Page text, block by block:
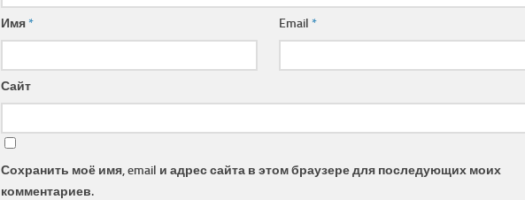
Имя* Email*
Сайт
Сохранить моё имя, email и адрес сайта в этом браузере для последующих моих
комментариев.